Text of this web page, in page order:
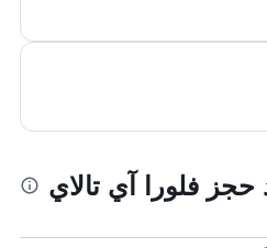
حجز فلورا آي تالاي